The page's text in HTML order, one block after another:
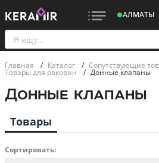
АЛМАТЫ
Главная / Каталог / Сопутствующие
Товары для раковин / Донные клапаны
Донные клапаны
Товары
Сортировать: